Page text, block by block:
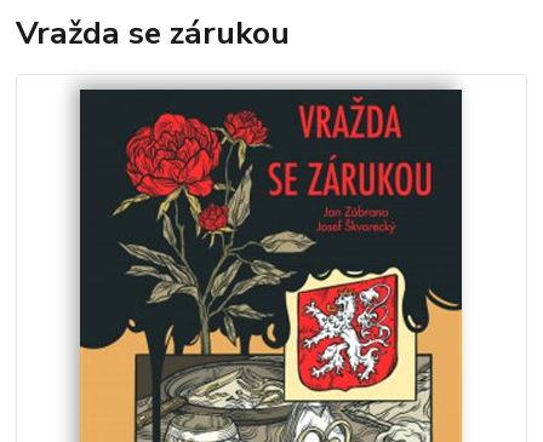
Vražda se zárukou